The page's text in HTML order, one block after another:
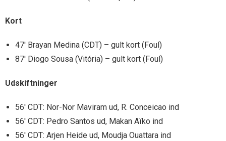
Kort
47′ Brayan Medina (CDT) – gult kort (Foul)
87′ Diogo Sousa (Vitória) – gult kort (Foul)
Udskiftninger
56′ CDT: Nor-Nor Maviram ud, R. Conceicao ind
56′ CDT: Pedro Santos ud, Makan Aïko ind
56′ CDT: Arjen Heide ud, Moudja Ouattara ind